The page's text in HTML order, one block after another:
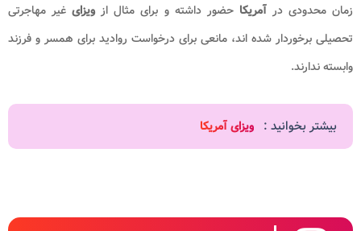
زمان محدودی درآمریکاحضور داشته و برای مثال از ویزای غیر مهاجرتی
تحصیلی برخوردار شده اند، مانعی برای درخواست روادید برای همسر و فرزند
وابسته ندارند.
بیشتر بخوانید : ویزای آمریکا